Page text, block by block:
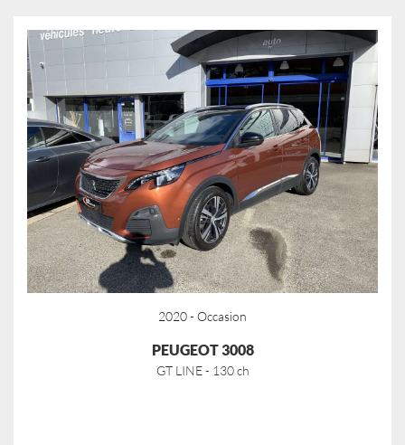
2020 - Occasion
PEUGEOT 3008
GT LINE - 130 ch